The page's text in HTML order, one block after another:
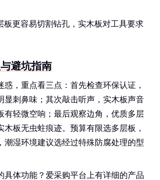
板更容易切割钻孔，实木板对工具要求
避坑指南
惑，重点看三点：首先检查环保认证，
显刺鼻味；其次敲击听声，实木板声音
有轻微空响；最后观察边角，优质多层
木板无虫蛀痕迹。预算有限选多层板，
潮湿环境建议选经过特殊防腐处理的型
具体功能？爱采购平台上有详细的产品